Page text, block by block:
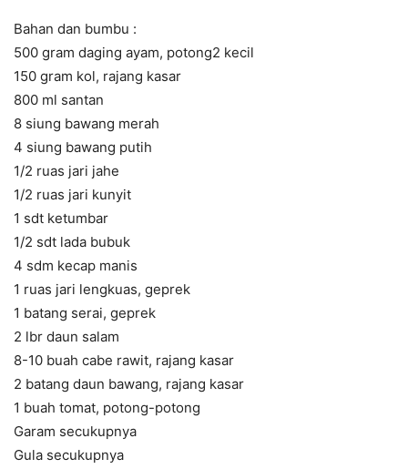
Bahan dan bumbu :
500 gram daging ayam, potong2 kecil
150 gram kol, rajang kasar
800 ml santan
8 siung bawang merah
4 siung bawang putih
1/2 ruas jari jahe
1/2 ruas jari kunyit
1 sdt ketumbar
1/2 sdt lada bubuk
4 sdm kecap manis
1 ruas jari lengkuas, geprek
1 batang serai, geprek
2 lbr daun salam
8-10 buah cabe rawit, rajang kasar
2 batang daun bawang, rajang kasar
1 buah tomat, potong-potong
Garam secukupnya
Gula secukupnya